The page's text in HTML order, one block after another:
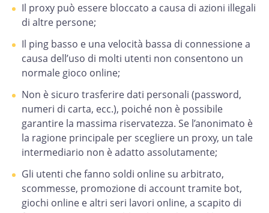
Il proxy può essere bloccato a causa di azioni illegali
di altre persone;
Il ping basso e una velocità bassa di connessione a
causa dell’uso di molti utenti non consentono un
normale gioco online;
Non è sicuro trasferire dati personali (password,
numeri di carta, ecc.), poiché non è possibile
garantire la massima riservatezza. Se l’anonimato è
la ragione principale per scegliere un proxy, un tale
intermediario non è adatto assolutamente;
Gli utenti che fanno soldi online su arbitrato,
scommesse, promozione di account tramite bot,
giochi online e altri seri lavori online, a scapito di